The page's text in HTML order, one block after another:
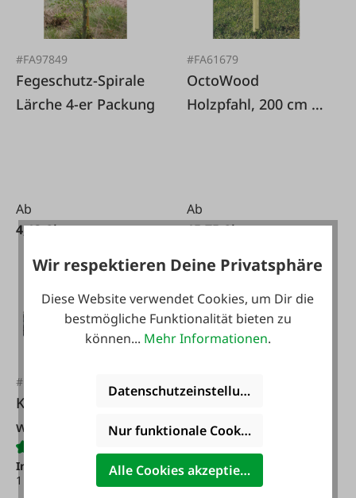
#FA97849
Fegeschutz-Spirale
Lärche 4-er Packung
Ab
4,13 €*
#FA61679
OctoWood
Holzpfahl, 200 cm /
Ab
15,75 €*
#FA47452
Kabelbinder
wiederverwendbar
Inhalt:
(0,14 € /
1 Stück)
Staketenzaun
Robinie 120 cm 10
Meter
Wir respektieren Deine Privatsphäre
Diese Website verwendet Cookies, um Dir die
bestmögliche Funktionalität bieten zu
können... Mehr Informationen.
Datenschutzeinstellungen
Nur funktionale Cookies akzeptieren
Alle Cookies akzeptieren